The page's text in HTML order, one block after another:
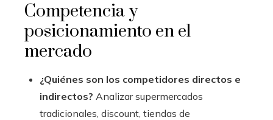
Competencia y
posicionamiento en el
mercado
¿Quiénes son los competidores directos e
indirectos? Analizar supermercados
tradicionales, discount, tiendas de